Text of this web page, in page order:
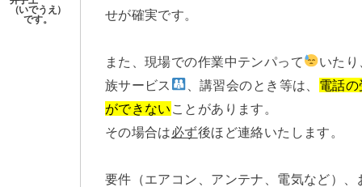
せが確実です。
また、現場での作業中テンパって
いたり
族サービス
、講習会のとき等は、 電話の
ができない ことがあります。
その場合は必ず後ほど連絡いたします。
要件（エアコン、アンテナ、電気など）、